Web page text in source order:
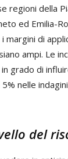
regioni della
ed Emilia-
margini di
ampi. Le
grado di
nelle
del